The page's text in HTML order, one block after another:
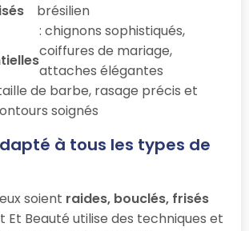
brésilien
: chignons sophistiqués,
coiffures de mariage,
attaches élégantes
de barbe, rasage précis et
soignés
à tous les types de
soient raides, bouclés, frisés
Et Beauté utilise des techniques et